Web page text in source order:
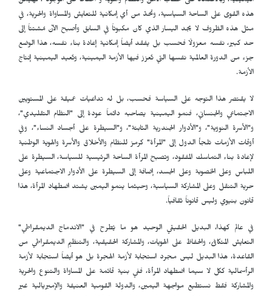
هذه القوى على الساحة السياسية، وتحدّ من أي إمكانية للتعايش والمساواة والحرية، في
مثل هذه الظروف لا يجد اليسار الذي كان مكبوتاً في السابق وأصبح الآن مُشتتاً إلى
حد كبير، نفسه معزولًا فحسب بل يفقد أيضاً إمكانية إعادة بناء نفسه، هذا الوضع
جزء من الدورة العالمية نفسها التي تُعزز فيها الأزمة اليمينية، وتُعيد اليمينية إنتاج
الأزمة.
لا يقتصر هذا التوجه على السياسة فحسب، بل له تداعيات عميقة على المستويين
الاجتماعي والجنساني، فنمو اليمينية يصاحبه دائماً عودة إلى "النظام التقليدي"،
و"الأسرة النووية"، و"الأدوار الجندرية الثابتة"، و"السيطرة على أجساد النساء"، وفي
أوقات الأزمات تلجأ الدول إلى "المرأة" كرمز للنظام والأخلاق والأسرة والهوية الوطنية
لإعادة بناء التماسك المفقود، وتصبح المرأة الساحة الرئيسية للسياسة، السيطرة على
اللباس وعلى الخصوبة وعلى الجسد، إضافة إلى السيطرة على الأدوار الاجتماعية وعلى
حرية التنقل وعلى المشاركة السياسية، وحيثما ينمو اليمين يشتد اضطهاد المرأة، هذا
قانون بنيوي وليس قانوناً ثقافياً.
في عالم كهذا، البديل الحقيقي الوحيد هو ما يُطرح في "الاندماج الديمقراطي"
التعايش المتكافئ، والحفاظ على الهويات، والمشاركة الحقيقية، والتنظيم الديمقراطي من
القاعدة، هذا البديل ليس مجرد استجابة لأزمة الهجرة بل هو أيضاً استجابة لأزمة
الرأسمالية ككل لا سيما اضطهاد المرأة، ففي بنية قائمة على المساواة والتنوع والحرية
والمشاركة فقط نستطيع مواجهة اليمين، والدولة القومية العنيفة والإمبريالية غير